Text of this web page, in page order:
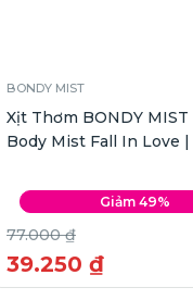
BONDY MIST
Xịt Thơm BONDY MIST
Body Mist Fall In Love |
Giảm 49%
77.000 ₫
39.250 ₫